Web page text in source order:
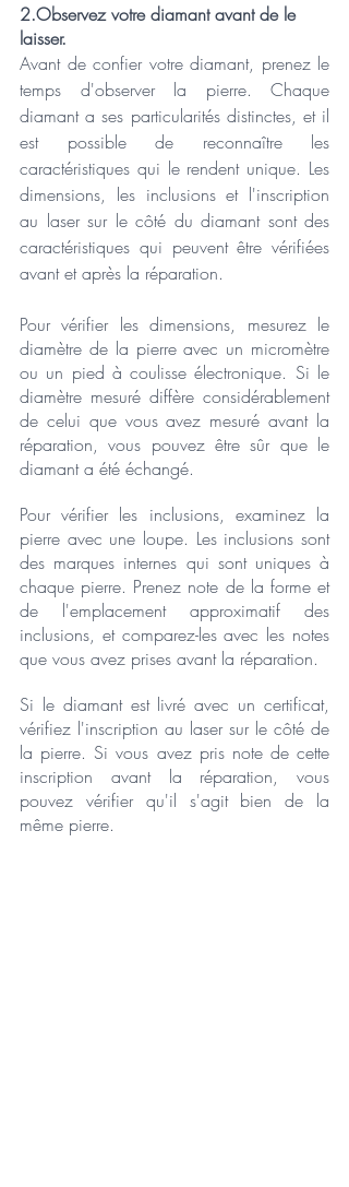
2.Observez votre diamant avant de le
laisser.
Avant de confier votre diamant, prenez le
temps d'observer la pierre. Chaque
diamant a ses particularités distinctes, et il
est possible de reconnaître les
caractéristiques qui le rendent unique. Les
dimensions, les inclusions et l'inscription
au laser sur le côté du diamant sont des
caractéristiques qui peuvent être vérifiées
avant et après la réparation.
Pour vérifier les dimensions, mesurez le
diamètre de la pierre avec un micromètre
ou un pied à coulisse électronique. Si le
diamètre mesuré diffère considérablement
de celui que vous avez mesuré avant la
réparation, vous pouvez être sûr que le
diamant a été échangé.
Pour vérifier les inclusions, examinez la
pierre avec une loupe. Les inclusions sont
des marques internes qui sont uniques à
chaque pierre. Prenez note de la forme et
de l'emplacement approximatif des
inclusions, et comparez-les avec les notes
que vous avez prises avant la réparation.
Si le diamant est livré avec un certificat,
vérifiez l'inscription au laser sur le côté de
la pierre. Si vous avez pris note de cette
inscription avant la réparation, vous
pouvez vérifier qu'il s'agit bien de la
même pierre.